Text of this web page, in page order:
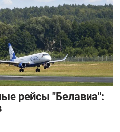
рейсы "Белавиа":